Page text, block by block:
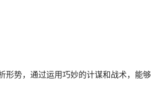
形势，通过运用巧妙的计谋和战术，能